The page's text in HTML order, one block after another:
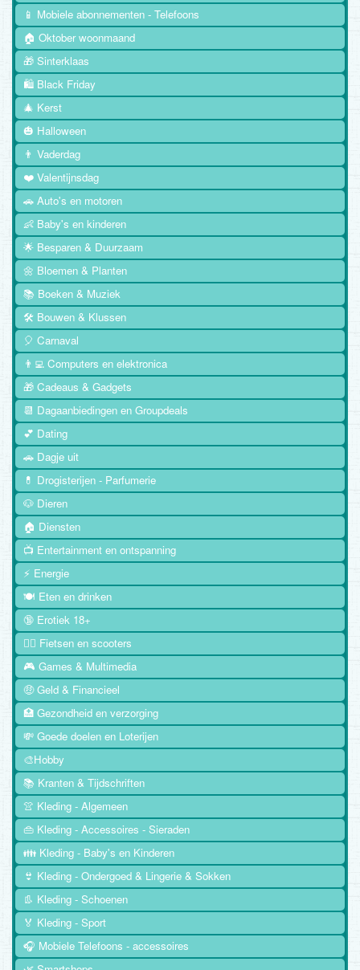
📱 Mobiele abonnementen - Telefoons
🏠 Oktober woonmaand
🎁 Sinterklaas
🛍️ Black Friday
🎄 Kerst
🎃 Halloween
👨 Vaderdag
❤️ Valentijnsdag
🚗 Auto's en motoren
👶 Baby's en kinderen
🌟 Besparen & Duurzaam
🌼 Bloemen & Planten
📚 Boeken & Muziek
🛠️ Bouwen & Klussen
🎈 Carnaval
👨‍💻 Computers en elektronica
🎁 Cadeaus & Gadgets
📆 Dagaanbiedingen en Groupdeals
💕 Dating
🚗 Dagje uit
💊 Drogisterijen - Parfumerie
🐶 Dieren
🏠 Diensten
📺 Entertainment en ontspanning
⚡ Energie
🍽️ Eten en drinken
🔞 Erotiek 18+
🚴‍♂️ Fietsen en scooters
🎮 Games & Multimedia
🤑 Geld & Financieel
🏥 Gezondheid en verzorging
💸 Goede doelen en Loterijen
🎨Hobby
📚 Kranten & Tijdschriften
👚 Kleding - Algemeen
👜 Kleding - Accessoires - Sieraden
👪 Kleding - Baby's en Kinderen
👙 Kleding - Ondergoed & Lingerie & Sokken
👢 Kleding - Schoenen
🏅 Kleding - Sport
🎧 Mobiele Telefoons - accessoires